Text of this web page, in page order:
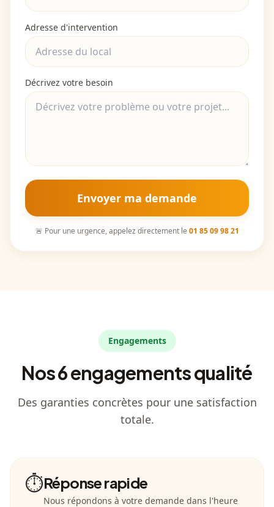
Adresse d'intervention
Décrivez votre besoin
Envoyer ma demande
🚨 Pour une urgence, appelez directement le 01 85 09 98 21
Engagements
Nos 6 engagements qualité
Des garanties concrètes pour une satisfaction
totale.
⏱️Réponse rapide
Nous répondons à votre demande dans l'heure